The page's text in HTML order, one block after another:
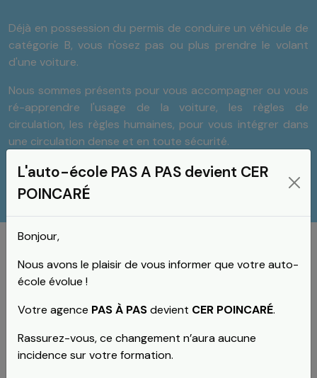
Déjà en possession du permis de conduire un véhicule de
catégorie B, vous n'osez pas ou plus prendre le volant
d'une voiture.
Nous sommes présents pour vous accompagner ou vous
ré-apprendre l'usage de la voiture, les règles de
circulation, les règles humaines, pour vous intégrer dans
une circulation dense et en toute sécurité.
Voir les tarifs
+
−
L'auto-école PAS A PAS devient CER
POINCARÉ
Bonjour,
Nous avons le plaisir de vous informer que votre auto-
école évolue !
Votre agence PAS À PASdevient CER POINCARÉ.
Rassurez-vous, ce changement n’aura aucune
incidence sur votre formation.